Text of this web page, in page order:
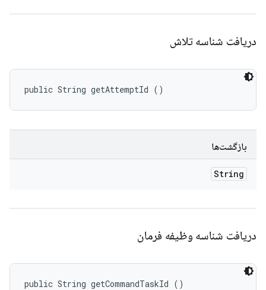
دریافت شناسه تلاش
public String getAttemptId ()
بازگشت‌ها
String
دریافت شناسه وظیفه فرمان
public String getCommandTaskId ()